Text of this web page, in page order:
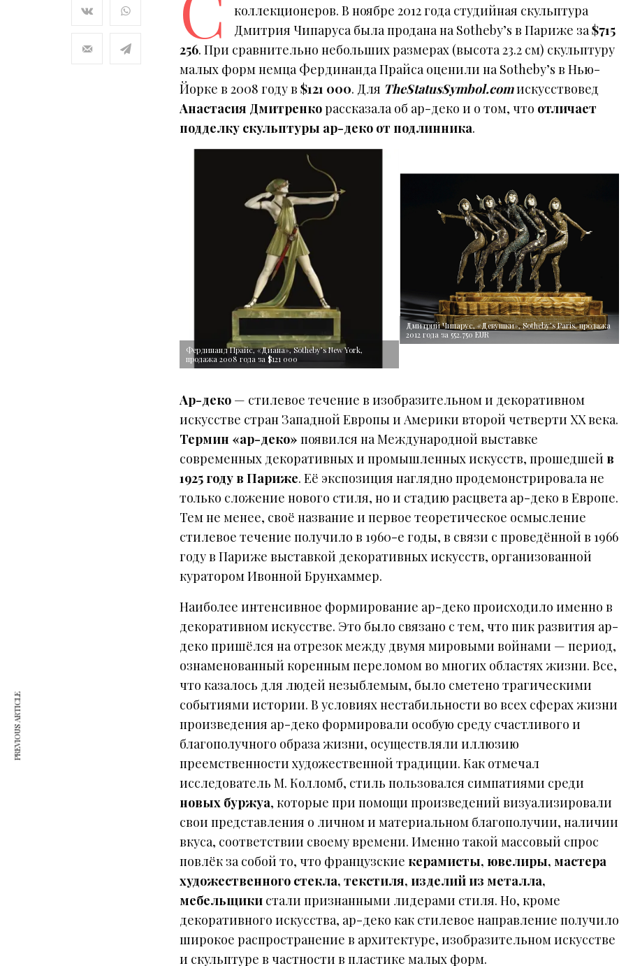
коллекционеров. В ноябре 2012 года студийная скульптура
Дмитрия Чипаруса была продана на Sotheby’s в Париже за$715
256. При сравнительно небольших размерах (высота 23.2 см) скульптуру
малых форм немца Фердинанда Прайса оценили на Sotheby’s в Нью-
Йорке в 2008 году в$121 000. Для TheStatusSymbol.comискусствовед
Анастасия Дмитренкорассказала об ар-деко и о том, что отличает
подделку скульптуры ар-деко от подлинника.
Фердинанд Прайс, «Диана», Sotheby’s New York,
продажа 2008 года за $121 000
Дмитрий Чипарус, «Девушки», Sotheby’s Paris, продажа
2012 года за 552.750 EUR
Ар-деко — стилевоe течение в изобразительном и декоративном
искусстве стран Западной Европы и Америки второй четверти XX века.
Термин «ар-деко» появился на Международной выставке
современных декоративных и промышленных искусств, прошедшей в
1925 году в Париже. Её экспозиция наглядно продемонстрировала не
только сложение нового стиля, но и стадию расцвета ар-деко в Европе.
Тем не менее, своё название и первое теоретическое осмысление
стилевое течение получило в 1960-е годы, в связи с проведённой в 1966
году в Париже выставкой декоративных искусств, организованной
куратором Ивонной Брунхаммер.
Наиболее интенсивное формирование ар-деко происходило именно в
декоративном искусстве. Это было связано с тем, что пик развития ар-
деко пришёлся на отрезок между двумя мировыми войнами — период,
ознаменованный коренным переломом во многих областях жизни. Все,
что казалось для людей незыблемым, было сметено трагическими
событиями истории. В условиях нестабильности во всех сферах жизни
произведения ар-деко формировали особую среду счастливого и
благополучного образа жизни, осуществляли иллюзию
преемственности художественной традиции. Как отмечал
исследователь М. Колломб, стиль пользовался симпатиями среди
новых буржуа, которые при помощи произведений визуализировали
свои представления о личном и материальном благополучии, наличии
вкуса, соответствии своему времени. Именно такой массовый спрос
повлёк за собой то, что французские керамисты, ювелиры, мастера
художественного стекла, текстиля, изделий из металла,
мебельщики стали признанными лидерами стиля. Но, кроме
декоративного искусства, ар-деко как стилевое направление получило
широкое распространение в архитектуре, изобразительном искусстве
и скульптуре в частности в пластике малых форм.
PREVIOUS ARTICLE